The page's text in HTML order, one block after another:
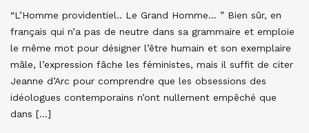
“L’Homme providentiel.. Le Grand Homme… ” Bien sûr, en
français qui n’a pas de neutre dans sa grammaire et emploie
le même mot pour désigner l’être humain et son exemplaire
mâle, l’expression fâche les féministes, mais il suffit de citer
Jeanne d’Arc pour comprendre que les obsessions des
idéologues contemporains n’ont nullement empêché que
dans […]